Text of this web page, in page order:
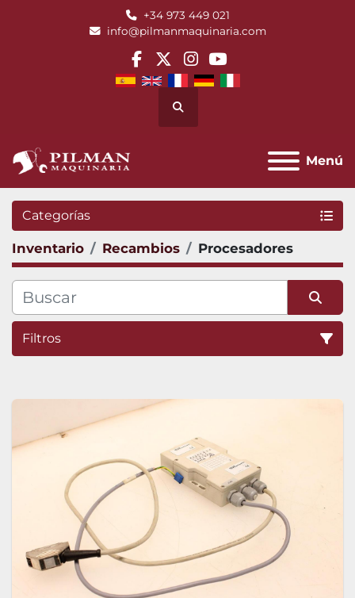
+34 973 449 021
info@pilmanmaquinaria.com
facebook
twitterinstagram
youtube
Buscar
Menú
Categorías
Inventario Recambios Procesadores
Filtros